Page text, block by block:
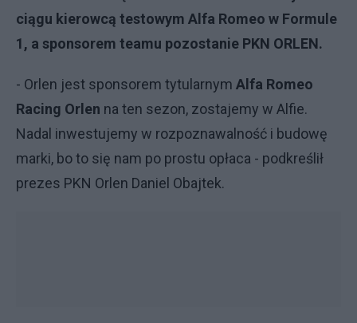
ciągu kierowcą testowym Alfa Romeo w Formule
1, a sponsorem teamu pozostanie PKN ORLEN.
- Orlen jest sponsorem tytularnym Alfa Romeo
Racing Orlen na ten sezon, zostajemy w Alfie.
Nadal inwestujemy w rozpoznawalność i budowę
marki, bo to się nam po prostu opłaca - podkreślił
prezes PKN Orlen Daniel Obajtek.